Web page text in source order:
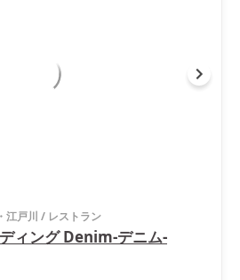
江戸川 / レストラン
ィング Denim-デニム-